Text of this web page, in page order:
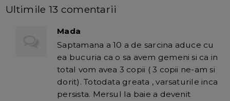
Ultimile 13 comentarii
Mada
Saptamana a 10 a de sarcina aduce cu
ea bucuria ca o sa avem gemeni si ca in
total vom avea 3 copii ( 3 copii ne-am si
dorit). Totodata greata , varsaturile inca
persista. Mersul la baie a devenit